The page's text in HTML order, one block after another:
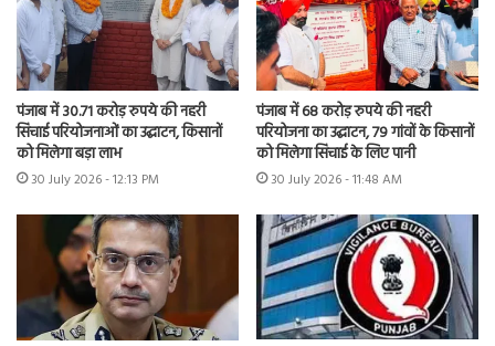
पंजाब में 30.71 करोड़ रुपये की नहरी
सिंचाई परियोजनाओं का उद्घाटन, किसानों
को मिलेगा बड़ा लाभ
30 July 2026 - 12:13 PM
पंजाब में 68 करोड़ रुपये की नहरी
परियोजना का उद्घाटन, 79 गांवों के किसानों
को मिलेगा सिंचाई के लिए पानी
30 July 2026 - 11:48 AM